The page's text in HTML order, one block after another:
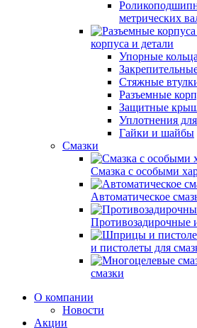
метрических
корпуса и детали
Упорные кольца
Стяжные
Разъемные
Защитные
Уплотнения
Гайки и шайбы
Смазки
Смазка с особыми
Автоматическое
Противозадирочные
и пистолеты для
смазки
О компании
Новости
Акции